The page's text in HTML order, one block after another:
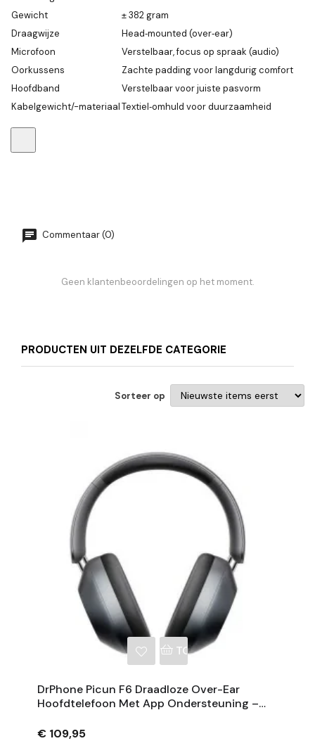
Gewicht
± 382 gram
Draagwijze
Head‑mounted (over‑ear)
Microfoon
Verstelbaar, focus op spraak (audio)
Oorkussens
Zachte padding voor langdurig comfort
Hoofdband
Verstelbaar voor juiste pasvorm
Kabelgewicht/-materiaalTextiel‑omhuld voor duurzaamheid
Commentaar (0)
Geen klantenbeoordelingen op het moment.
PRODUCTEN UIT DEZELFDE CATEGORIE
Sorteer op
TOEVOEGEN AAN
DrPhone Picun F6 Draadloze Over-Ear
Hoofdtelefoon Met App Ondersteuning –
€ 109,95